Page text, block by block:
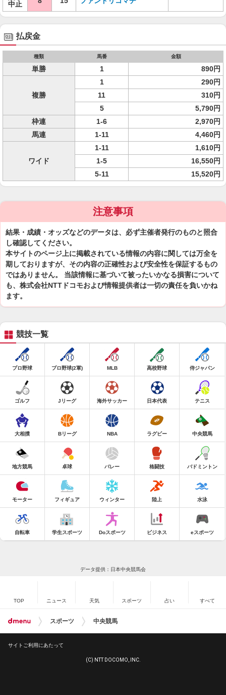
中止
払戻金
種類 馬番 金額
単勝 1 890円
複勝
1
290円
11
310円
5
5,790円
枠連
1-6
2,970円
馬連
1-11 4,460円
ワイド
1-11
1,610円
1-5
16,550円
5-11
15,520円
注意事項
結果・成績・オッズなどのデータは、必ず主催者発行のものと照合
し確認してください。
本サイトのページ上に掲載されている情報の内容に関しては万全を
期しておりますが、その内容の正確性および安全性を保証するもの
ではありません。 当該情報に基づいて被ったいかなる損害について
も、株式会社NTTドコモおよび情報提供者は一切の責任を負いかね
ます。
競技一覧
プロ野球 プロ野球(2軍) MLB 高校野球 侍ジャパン
ゴルフ Jリーグ 海外サッカー 日本代表 テニス
大相撲 Bリーグ NBA ラグビー 中央競馬
地方競馬 卓球 バレー 格闘技 バドミントン
モーター フィギュア ウィンター 陸上 水泳
自転車 学生スポーツ Doスポーツ ビジネス eスポーツ
データ提供：日本中央競馬会
TOP ニュース 天気 スポーツ 占い すべて
スポーツ 中央競馬
サイトご利用にあたって
(C) NTT DOCOMO, INC.